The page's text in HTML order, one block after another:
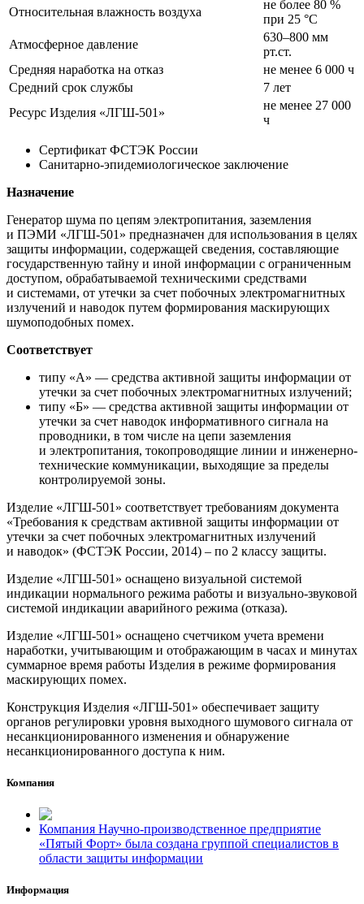
Относительная влажность воздуха
не более 80 %
при 25 °С
Атмосферное давление
630–800 мм
рт.ст.
Средняя наработка на отказ
не менее 6 000 ч
Средний срок службы
7 лет
Ресурс Изделия «ЛГШ-501»
не менее 27 000
ч
Сертификат ФСТЭК России
Санитарно-эпидемиологическое заключение
Назначение
Генератор шума по цепям электропитания, заземления
и ПЭМИ «ЛГШ-501» предназначен для использования в целях
защиты информации, содержащей сведения, составляющие
государственную тайну и иной информации с ограниченным
доступом, обрабатываемой техническими средствами
и системами, от утечки за счет побочных электромагнитных
излучений и наводок путем формирования маскирующих
шумоподобных помех.
Соответствует
типу «А» — средства активной защиты информации от
утечки за счет побочных электромагнитных излучений;
типу «Б» — средства активной защиты информации от
утечки за счет наводок информативного сигнала на
проводники, в том числе на цепи заземления
и электропитания, токопроводящие линии и инженерно-
технические коммуникации, выходящие за пределы
контролируемой зоны.
Изделие «ЛГШ-501» соответствует требованиям документа
«Требования к средствам активной защиты информации от
утечки за счет побочных электромагнитных излучений
и наводок» (ФСТЭК России, 2014) – по 2 классу защиты.
Изделие «ЛГШ-501» оснащено визуальной системой
индикации нормального режима работы и визуально-звуковой
системой индикации аварийного режима (отказа).
Изделие «ЛГШ-501» оснащено счетчиком учета времени
наработки, учитывающим и отображающим в часах и минутах
суммарное время работы Изделия в режиме формирования
маскирующих помех.
Конструкция Изделия «ЛГШ-501» обеспечивает защиту
органов регулировки уровня выходного шумового сигнала от
несанкционированного изменения и обнаружение
несанкционированного доступа к ним.
Компания
Компания Научно-производственное предприятие
«Пятый Форт» была создана группой специалистов в
области защиты информации
Информация